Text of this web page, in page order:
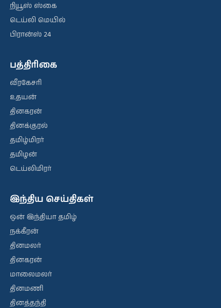
நியூஸ் ஸ்கை
டெய்லி மெயில்
பிரான்ஸ் 24
பத்திரிகை
வீரகேசரி
உதயன்
தினகரன்
தினக்குரல்
தமிழ்மிரர்
தமிழன்
டெய்லிமிரர்
இந்திய செய்திகள்
ஒன் இந்தியா தமிழ்
நக்கீரன்
தினமலர்
தினகரன்
மாலைமலர்
தினமணி
தினத்தந்தி